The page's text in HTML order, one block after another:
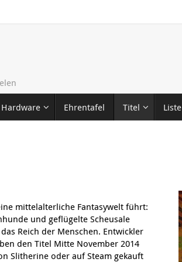
Hardware Ehrentafel Titel Liste
mittelalterliche Fantasywelt führt:
und geflügelte Scheusale
Reich der Menschen. Entwickler
den Titel Mitte November 2014
Slitherine oder auf Steam gekauft